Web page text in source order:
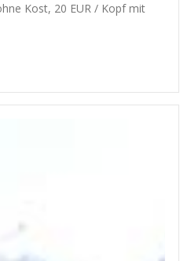
Kost, 20 EUR / Kopf mit